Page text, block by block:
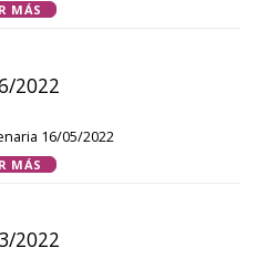
MÁS
2022
16/05/2022
MÁS
2022